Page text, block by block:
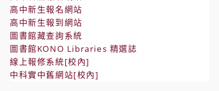
高中新生報名網站
高中新生報到網站
圖書館藏查詢系統
圖書館KONO Libraries 精選誌
線上報修系統[校內]
中科實中舊網站[校內]